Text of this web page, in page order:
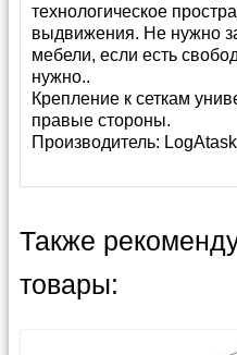
технологическое
выдвижения. Не нужно
мебели, если есть
нужно..
Крепление к сеткам
правые стороны.
Производитель: LogAtask
Также
товары: